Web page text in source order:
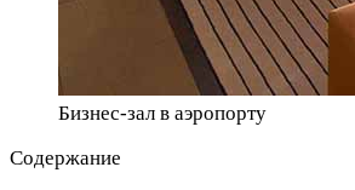
Бизнес-зал в аэропорту
Содержание